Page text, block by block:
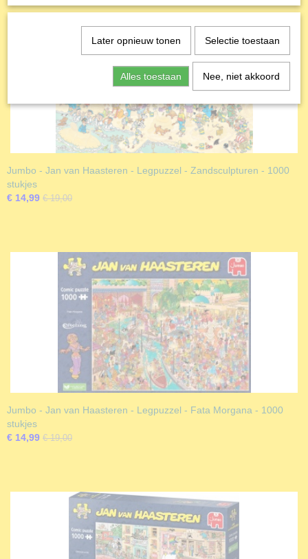
Grafika
Jumbo - Jan van Haasteren - Legpuzzel - Zandsculpturen - 1000
stukjes
€ 14,99 € 19,00
Jumbo - Jan van Haasteren - Legpuzzel - Fata Morgana - 1000
stukjes
€ 14,99 € 19,00
Later opnieuw tonen Selectie toestaan
Alles toestaan Nee, niet akkoord